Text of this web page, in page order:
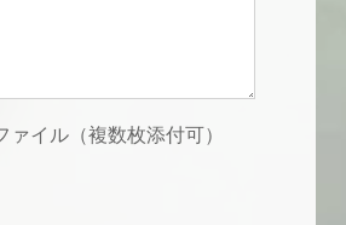
ァイル（複数枚添付可）